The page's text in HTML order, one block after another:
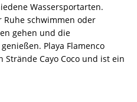
Wassersportarten.
schwimmen oder
gehen und die
Playa Flamenco
Cayo Coco und ist ein